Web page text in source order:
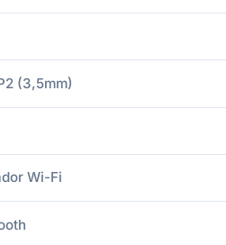
(3,5mm)
Wi-Fi